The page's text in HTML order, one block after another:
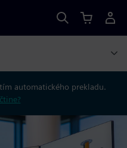
automatického prekladu.